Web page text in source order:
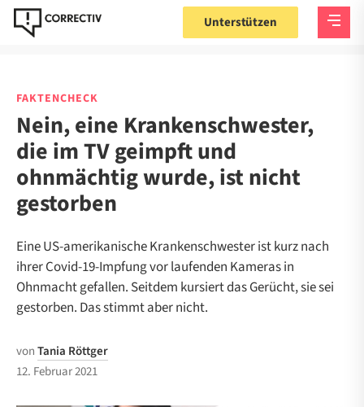
Unterstützen
FAKTENCHECK
Nein, eine Krankenschwester,
die im TV geimpft und
ohnmächtig wurde, ist nicht
gestorben
Eine US-amerikanische Krankenschwester ist kurz nach
ihrer Covid-19-Impfung vor laufenden Kameras in
Ohnmacht gefallen. Seitdem kursiert das Gerücht, sie sei
gestorben. Das stimmt aber nicht.
vonTania Röttger
12. Februar 2021